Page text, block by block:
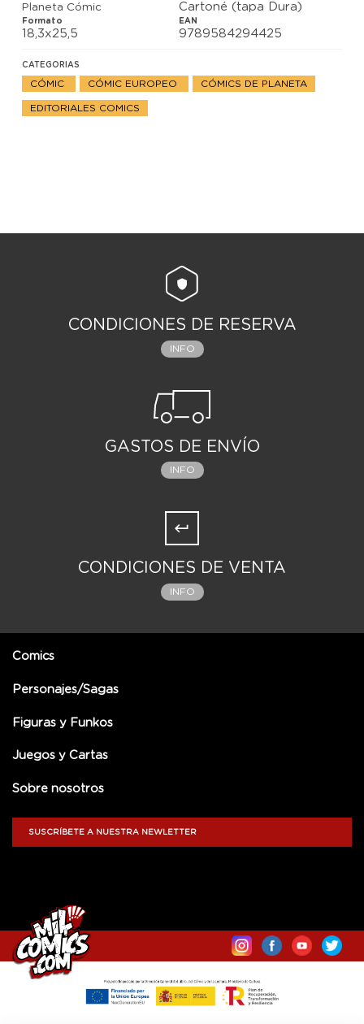
Planeta Cómic Cartoné (tapa Dura)
Formato
18,3x25,5
EAN
9789584294425
CATEGORIAS
CÓMIC CÓMIC EUROPEO CÓMICS DE PLANETA
EDITORIALES COMICS
CONDICIONES DE RESERVA
INFO
GASTOS DE ENVÍO
INFO
CONDICIONES DE VENTA
INFO
Comics
Personajes/Sagas
Figuras y Funkos
Juegos y Cartas
Sobre nosotros
SUSCRÍBETE A NUESTRA NEWLETTER